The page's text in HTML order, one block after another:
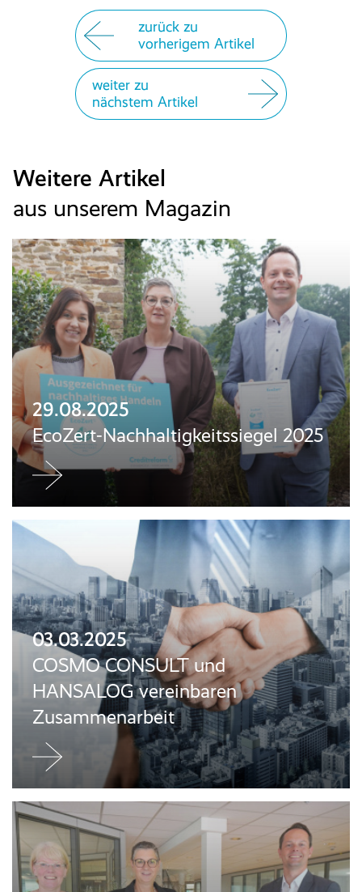
zurück zu
vorherigem Artikel
weiter zu
nächstem Artikel
Weitere Artikel
aus unserem Magazin
29.08.2025
EcoZert-Nachhaltigkeitssiegel 2025
Jetzt
weiterlesen
03.03.2025
COSMO CONSULT und
HANSALOG vereinbaren
Zusammenarbeit
Jetzt
weiterlesen